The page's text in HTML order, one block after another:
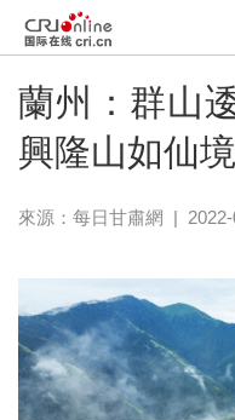
蘭州：群山
興隆山如仙境
來源： 每日甘肅網 |